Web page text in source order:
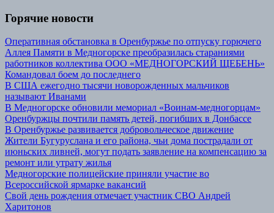
Горячие новости
Оперативная обстановка в Оренбуржье по отпуску горючего
Аллея Памяти в Медногорске преобразилась стараниями
работников коллектива ООО «МЕДНОГОРСКИЙ ЩЕБЕНЬ»
Командовал боем до последнего
В США ежегодно тысячи новорожденных мальчиков
называют Иванами
В Медногорске обновили мемориал «Воинам-медногорцам»
Оренбуржцы почтили память детей, погибших в Донбассе
В Оренбуржье развивается добровольческое движение
Жители Бугуруслана и его района, чьи дома пострадали от
июньских ливней, могут подать заявление на компенсацию за
ремонт или утрату жилья
Медногорские полицейские приняли участие во
Всероссийской ярмарке вакансий
Свой день рождения отмечает участник СВО Андрей
Харитонов